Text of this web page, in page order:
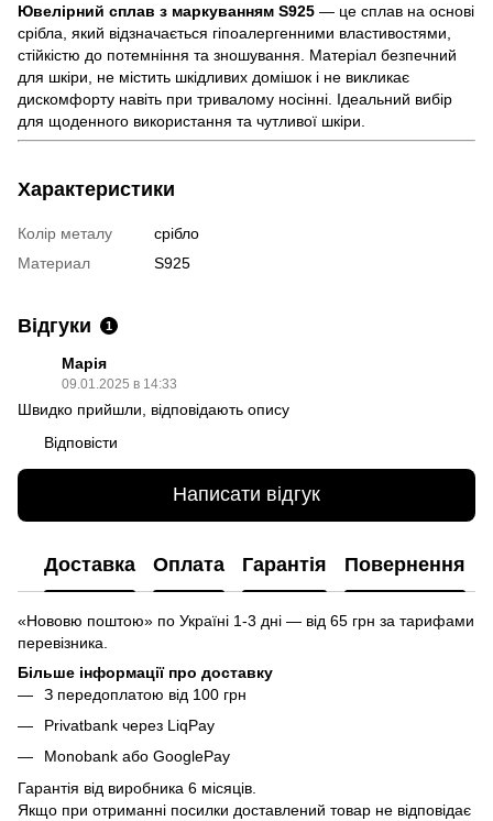
Ювелірний сплав з маркуванням S925 — це сплав на основі
срібла, який відзначається гіпоалергенними властивостями,
стійкістю до потемніння та зношування. Матеріал безпечний
для шкіри, не містить шкідливих домішок і не викликає
дискомфорту навіть при тривалому носінні. Ідеальний вибір
для щоденного використання та чутливої шкіри.
Характеристики
Колір металу
срібло
Материал
S925
Відгуки 1
Марія
09.01.2025 в 14:33
Швидко прийшли, відповідають опису
Відповісти
Написати відгук
Доставка Оплата Гарантія Повернення
«Нововю поштою» по Україні 1-3 дні — від 65 грн за тарифами
перевізника.
Більше інформації про доставку
З передоплатою від 100 грн
Privatbank через LiqPay
Monobank або GooglePay
Гарантія від виробника 6 місяців.
Якщо при отриманні посилки доставлений товар не відповідає